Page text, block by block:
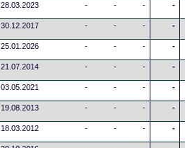
28.03.2023 - - - -
30.12.2017 - - - -
25.01.2026 - - - -
21.07.2014 - - - -
03.05.2021 - - - -
19.08.2013 - - - -
18.03.2012 - - - -